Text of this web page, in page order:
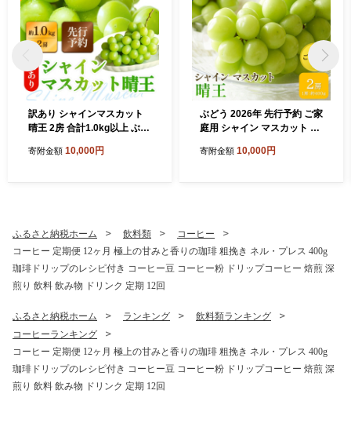
訳あり シャインマスカット
晴王 2房 合計1.0kg以上 ぶど
岡山 岡山県産 桃太郎御一行
寄附金額 10,000円
ぶどう 2026年 先行予約 ご家
庭用 シャイン マスカット 晴
岡山県産 国産 フルーツ 果物
寄附金額 10,000円
ふるさと納税ホーム 飲料類
コーヒー
コーヒー 定期便 12ヶ月 極上の甘みと香りの珈琲 粗挽き ネル・プレス 400g
珈琲ドリップのレシピ付き コーヒー豆 コーヒー粉 ドリップコーヒー 焙煎 深
煎り 飲料 飲み物 ドリンク 定期 12回
ふるさと納税ホーム ランキング
飲料類ランキング
コーヒーランキング
コーヒー 定期便 12ヶ月 極上の甘みと香りの珈琲 粗挽き ネル・プレス 400g
珈琲ドリップのレシピ付き コーヒー豆 コーヒー粉 ドリップコーヒー 焙煎 深
煎り 飲料 飲み物 ドリンク 定期 12回